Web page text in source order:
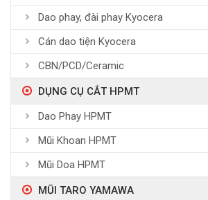
Dao phay, đài phay Kyocera
Cán dao tiện Kyocera
CBN/PCD/Ceramic
DỤNG CỤ CẮT HPMT
Dao Phay HPMT
Mũi Khoan HPMT
Mũi Doa HPMT
MŨI TARO YAMAWA